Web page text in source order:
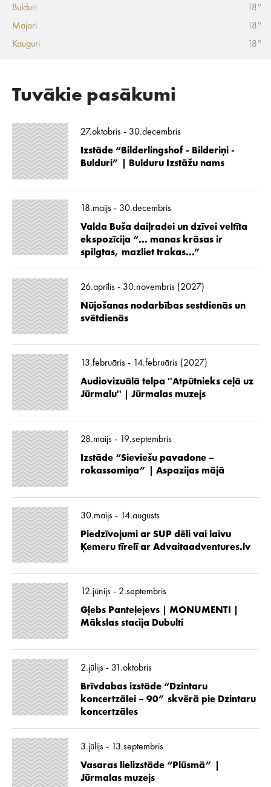
Bulduri
18°
Majori
18°
Kauguri
18°
Tuvākie pasākumi
27.oktobris - 30.decembris
Izstāde “Bilderlingshof - Bilderiņi -
Bulduri” | Bulduru Izstāžu nams
18.maijs - 30.decembris
Valda Buša daiļradei un dzīvei veltīta
ekspozīcija “... manas krāsas ir
spilgtas, mazliet trakas...”
26.aprīlis - 30.novembris (2027)
Nūjošanas nodarbības sestdienās un
svētdienās
13.februāris - 14.februāris (2027)
Audiovizuālā telpa ''Atpūtnieks ceļā uz
Jūrmalu'' | Jūrmalas muzejs
28.maijs - 19.septembris
Izstāde “Sieviešu pavadone –
rokassomiņa” | Aspazijas mājā
30.maijs - 14.augusts
Piedzīvojumi ar SUP dēli vai laivu
Ķemeru tīrelī ar Advaitaadventures.lv
12.jūnijs - 2.septembris
Gļebs Panteļejevs | MONUMENTI |
Mākslas stacija Dubulti
2.jūlijs - 31.oktobris
Brīvdabas izstāde “Dzintaru
koncertzālei – 90” skvērā pie Dzintaru
koncertzāles
3.jūlijs - 13.septembris
Vasaras lielizstāde “Plūsmā” |
Jūrmalas muzejs